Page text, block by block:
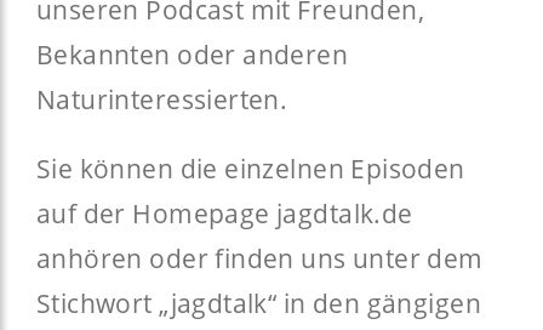
unseren Podcast mit Freunden,
Bekannten oder anderen
Naturinteressierten.
Sie können die einzelnen Episoden
auf der Homepage jagdtalk.de
anhören oder finden uns unter dem
Stichwort „jagdtalk“ in den gängigen